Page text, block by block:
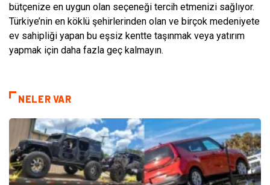
bütçenize en uygun olan seçeneği tercih etmenizi sağlıyor.
Türkiye’nin en köklü şehirlerinden olan ve birçok medeniyete
ev sahipliği yapan bu eşsiz kentte taşınmak veya yatırım
yapmak için daha fazla geç kalmayın.
NELER VAR